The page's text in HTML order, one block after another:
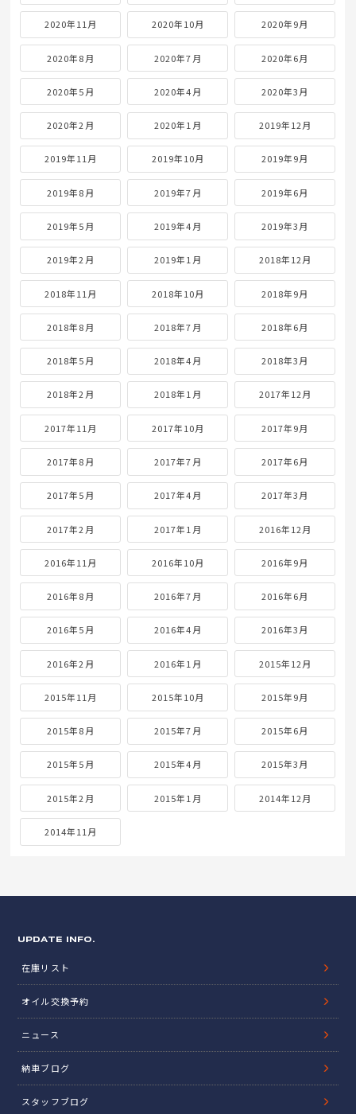
2020年11月 2020年10月 2020年9月
2020年8月 2020年7月 2020年6月
2020年5月 2020年4月 2020年3月
2020年2月 2020年1月 2019年12月
2019年11月 2019年10月 2019年9月
2019年8月 2019年7月 2019年6月
2019年5月 2019年4月 2019年3月
2019年2月 2019年1月 2018年12月
2018年11月 2018年10月 2018年9月
2018年8月 2018年7月 2018年6月
2018年5月 2018年4月 2018年3月
2018年2月 2018年1月 2017年12月
2017年11月 2017年10月 2017年9月
2017年8月 2017年7月 2017年6月
2017年5月 2017年4月 2017年3月
2017年2月 2017年1月 2016年12月
2016年11月 2016年10月 2016年9月
2016年8月 2016年7月 2016年6月
2016年5月 2016年4月 2016年3月
2016年2月 2016年1月 2015年12月
2015年11月 2015年10月 2015年9月
2015年8月 2015年7月 2015年6月
2015年5月 2015年4月 2015年3月
2015年2月 2015年1月 2014年12月
2014年11月
UPDATE INFO.
在庫リスト
オイル交換予約
ニュース
納車ブログ
スタッフブログ